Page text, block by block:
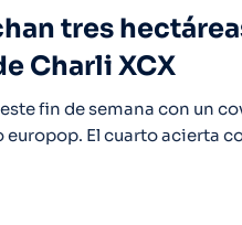
tres
Charli XCX
fin de semana con un
El cuarto acierta